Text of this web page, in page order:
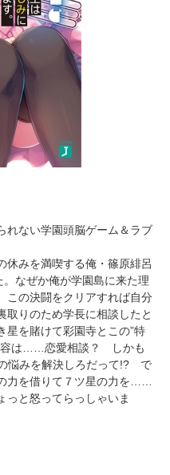
れない学園頭脳ゲーム＆ラブ
休みを満喫する俺・篠原緋呂
。なぜか俺が学園島に来た理
この決闘をクリアすれば自分
取りのため学長に相談したと
星を賭けて彩園寺とこの”特
容は……恋愛相談？ しかも
悩みを解決しろだって!? で
力を借りて７ツ星の力を……
っと怒ってらっしゃいま